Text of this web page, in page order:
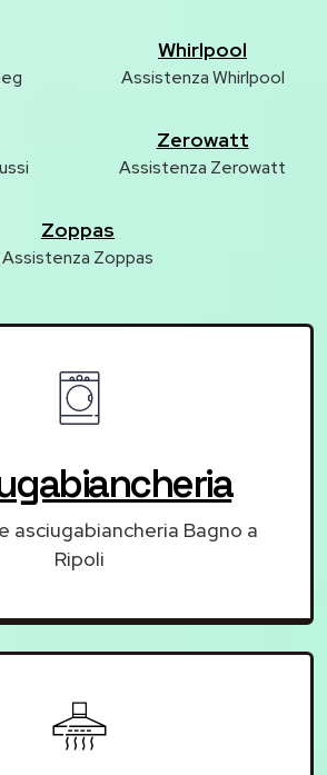
Whirlpool
Assistenza Whirlpool
Zerowatt
Assistenza Zerowatt
Zoppas
Assistenza Zoppas
asciugabiancheria Bagno a
Ripoli